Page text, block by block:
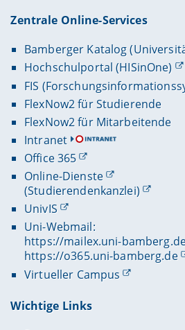
Zentrale Online-Services
Bamberger Katalog
Hochschulportal (HISinOne)
FIS
FlexNow2 für Studierende
FlexNow2 für Mitarbeitende
Intranet
Office 365
Online-Dienste
(Studierendenkanzlei)
UnivIS
Uni-Webmail:
https://mailex.uni-
https://o365.uni-bamberg.de
Virtueller Campus
Wichtige Links